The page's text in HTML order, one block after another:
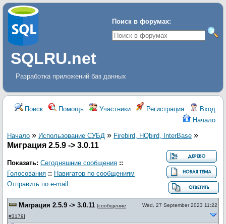
Поиск в форумах:
SQLRU.net
Разработка приложений баз данных
Поиск Помощь Участники Регистрация
Вход
Начало
Начало » Использование СУБД » Firebird, HQbird, InterBase »
Миграция 2.5.9 -> 3.0.11
Показать: Сегодняшние сообщения ::
Голосования :: Навигатор по сообщениям
Отправить по e-mail
Миграция 2.5.9 -> 3.0.11 [сообщение
#3179]
Wed, 27 September 2023 11:22